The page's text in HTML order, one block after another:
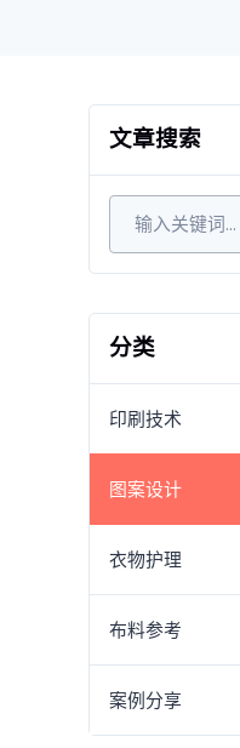
文章搜索
分类
印刷技术
图案设计
衣物护理
布料参考
案例分享